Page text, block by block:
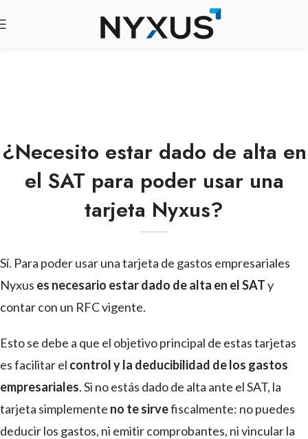
¿Necesito estar dado de alta en
el SAT para poder usar una
tarjeta Nyxus?
Sí. Para poder usar una tarjeta de gastos empresariales
Nyxus es necesario estar dado de alta en el SATy
contar con un RFC vigente.
Esto se debe a que el objetivo principal de estas tarjetas
es facilitar el control y la deducibilidad de los gastos
empresariales. Si no estás dado de alta ante el SAT, la
tarjeta simplemente no te sirvefiscalmente: no puedes
deducir los gastos, ni emitir comprobantes, ni vincular la